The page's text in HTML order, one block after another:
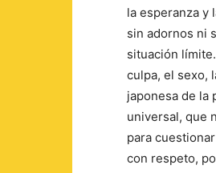
la esperanza y
sin adornos ni
situación
culpa, el sexo,
japonesa de la
universal, que
para
con respeto,